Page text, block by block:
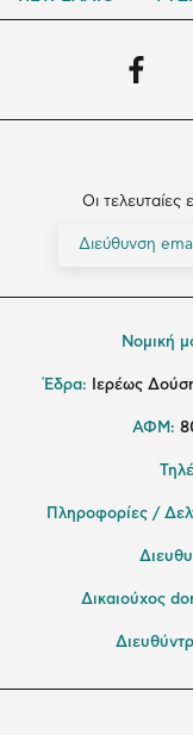
Οι τελευταίες
Νομική
Έδρα: Ιερέως
ΑΦΜ:
Πληροφορίες /
Δικαιούχος